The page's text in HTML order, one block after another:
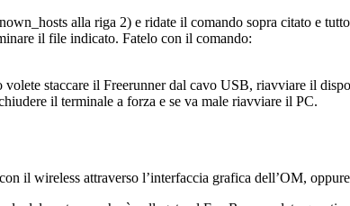
alla riga 2) e ridate il comando sopra citato e
il file indicato. Fatelo con il comando:
staccare il Freerunner dal cavo USB, riavviare il
il terminale a forza e se va male riavviare il PC.
il wireless attraverso l’interfaccia grafica dell’OM,